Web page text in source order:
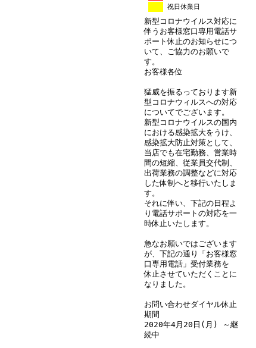
祝日休業日
新型コロナウイルス対応に
伴うお客様窓口専用電話サ
ポート休止のお知らせにつ
いて、ご協力のお願いで
す。
お客様各位
猛威を振るっております新
型コロナウィルスへの対応
についてでございます。
新型コロナウイルスの国内
における感染拡大をうけ、
感染拡大防止対策として、
当店でも在宅勤務、営業時
間の短縮、従業員交代制、
出荷業務の調整などに対応
した体制へと移行いたしま
す。
それに伴い、下記の日程よ
り電話サポートの対応を一
時休止いたします。
急なお願いではございます
が、下記の通り「お客様窓
口専用電話」受付業務を
休止させていただくことに
なりました。
お問い合わせダイヤル休止
期間
2020年4月20日(月) ～継
続中